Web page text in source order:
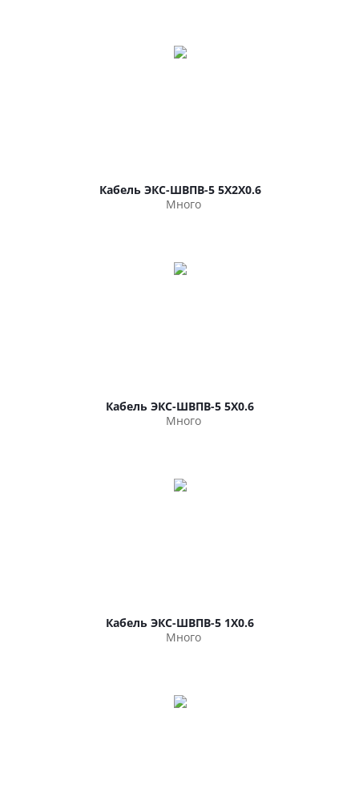
Кабель ЭКС-ШВПВ-5 5Х2Х0.6
Много
Кабель ЭКС-ШВПВ-5 5Х0.6
Много
Кабель ЭКС-ШВПВ-5 1Х0.6
Много